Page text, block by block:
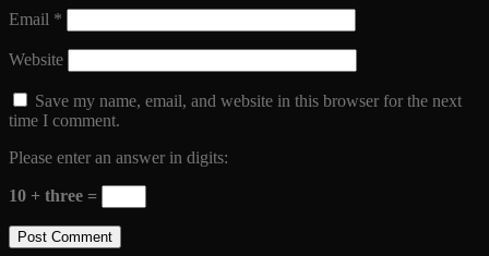
Email *
Website
Save my name, email, and website in this browser for the next
time I comment.
Please enter an answer in digits:
10 + three =